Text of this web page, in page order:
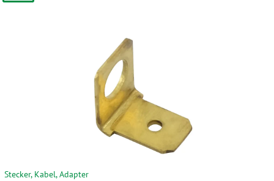
Stecker, Kabel, Adapter